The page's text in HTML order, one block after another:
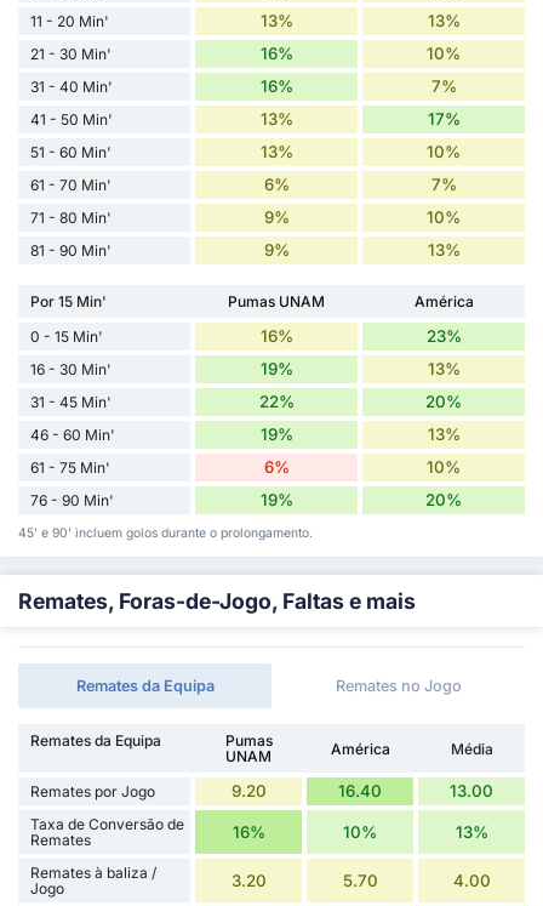
11 - 20 Min' 13% 13%
21 - 30 Min' 16% 10%
31 - 40 Min' 16% 7%
41 - 50 Min' 13% 17%
51 - 60 Min' 13% 10%
61 - 70 Min' 6% 7%
71 - 80 Min' 9% 10%
81 - 90 Min' 9% 13%
Por 15 Min' Pumas UNAM
América
0 - 15 Min'
16% 23%
16 - 30 Min' 19% 13%
31 - 45 Min' 22% 20%
46 - 60 Min' 19% 13%
61 - 75 Min' 6% 10%
76 - 90 Min' 19% 20%
45' e 90' incluem golos durante o prolongamento.
Remates, Foras-de-Jogo, Faltas e mais
Remates da Equipa Remates no Jogo
Remates da Equipa
Pumas
UNAM
América Média
Remates por Jogo 9.20 16.40 13.00
Taxa de Conversão de
Remates
16% 10% 13%
Remates à baliza /
Jogo
3.20 5.70 4.00